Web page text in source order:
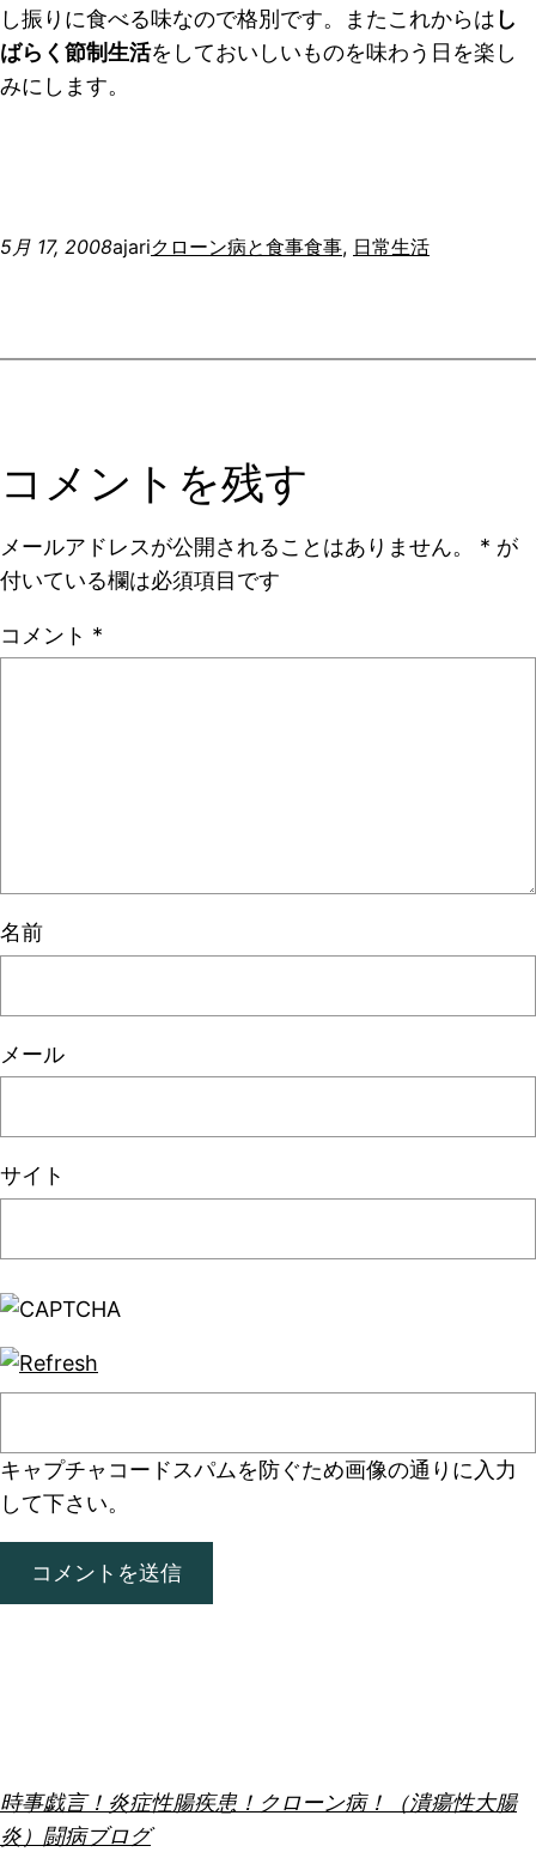
し振りに食べる味なので格別です。またこれからは し
ばらく節制生活をしておいしいものを味わう日を楽し
みにします。
5月 17, 2008ajariクローン病と食事食事, 日常生活
コメントを残す
メールアドレスが公開されることはありません。 * が
付いている欄は必須項目です
コメント *
名前
メール
サイト
キャプチャコード スパムを防ぐため画像の通りに入力
して下さい。
時事戯言！炎症性腸疾患！クローン病！（潰瘍性大腸
炎）闘病ブログ